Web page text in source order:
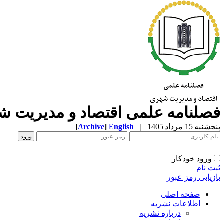
فصلنامه علمی اقتصاد و مدیریت
پنجشنبه 15 مرداد 1405 |
English
[Archive]
ورود خودکار
ثبت نام
بازیابی رمز عبور
صفحه اصلی
اطلاعات نشریه
درباره نشریه